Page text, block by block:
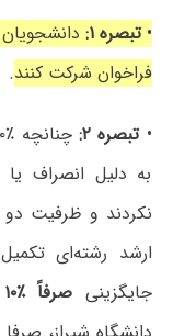
•تبصره ۱:
فراخوان شرکت کنند.
• تبصره ۲:
به دلیل انصراف
نکردند و ظرفیت
ارشد رشته‌ای
جایگزینی صرفاً ٪۱۰ برتر بعدی